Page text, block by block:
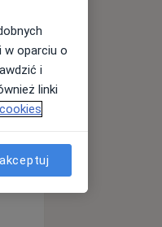
Wt,
11 Sie
w oparciu o
i
linki